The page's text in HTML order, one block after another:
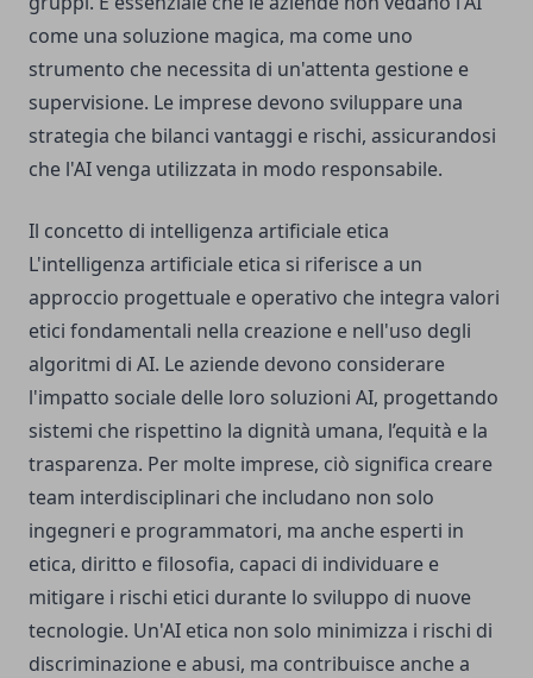
come una soluzione magica, ma come uno
strumento che necessita di un'attenta gestione e
supervisione. Le imprese devono sviluppare una
strategia che bilanci vantaggi e rischi, assicurandosi
che l'AI venga utilizzata in modo responsabile.
Il concetto di intelligenza artificiale etica
L'intelligenza artificiale etica si riferisce a un
approccio progettuale e operativo che integra valori
etici fondamentali nella creazione e nell'uso degli
algoritmi di AI. Le aziende devono considerare
l'impatto sociale delle loro soluzioni AI, progettando
sistemi che rispettino la dignità umana, l’equità e la
trasparenza. Per molte imprese, ciò significa creare
team interdisciplinari che includano non solo
ingegneri e programmatori, ma anche esperti in
etica, diritto e filosofia, capaci di individuare e
mitigare i rischi etici durante lo sviluppo di nuove
tecnologie. Un'AI etica non solo minimizza i rischi di
discriminazione e abusi, ma contribuisce anche a